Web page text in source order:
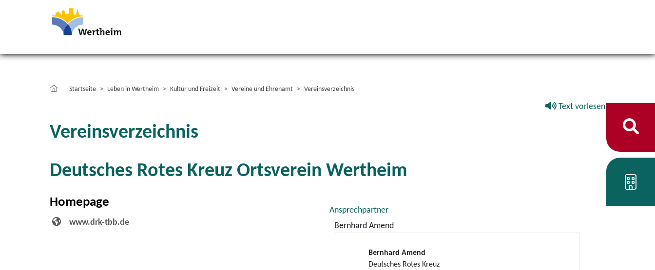
Startseite Leben in Wertheim Kultur und Freizeit Vereine und Ehrenamt Vereinsverzeichnis
Text vorlesen
Vereinsverzeichnis
Deutsches Rotes Kreuz Ortsverein Wertheim
Homepage
www.drk-tbb.de
Ansprechpartner
Bernhard Amend
Bernhard Amend
Deutsches Rotes Kreuz